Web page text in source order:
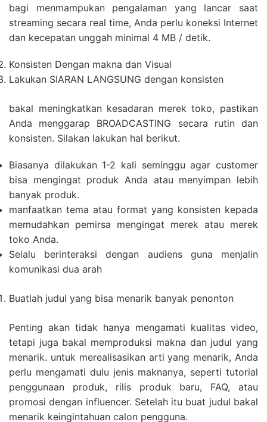
bagi menmampukan pengalaman yang lancar saat
streaming secara real time, Anda perlu koneksi Internet
dan kecepatan unggah minimal 4 MB / detik.
Konsisten Dengan makna dan Visual
Lakukan SIARAN LANGSUNG dengan konsisten
bakal meningkatkan kesadaran merek toko, pastikan
Anda menggarap BROADCASTING secara rutin dan
konsisten. Silakan lakukan hal berikut.
Biasanya dilakukan 1-2 kali seminggu agar customer
bisa mengingat produk Anda atau menyimpan lebih
banyak produk.
manfaatkan tema atau format yang konsisten kepada
memudahkan pemirsa mengingat merek atau merek
toko Anda.
Selalu berinteraksi dengan audiens guna menjalin
komunikasi dua arah
Buatlah judul yang bisa menarik banyak penonton
Penting akan tidak hanya mengamati kualitas video,
tetapi juga bakal memproduksi makna dan judul yang
menarik. untuk merealisasikan arti yang menarik, Anda
perlu mengamati dulu jenis maknanya, seperti tutorial
penggunaan produk, rilis produk baru, FAQ, atau
promosi dengan influencer. Setelah itu buat judul bakal
menarik keingintahuan calon pengguna.